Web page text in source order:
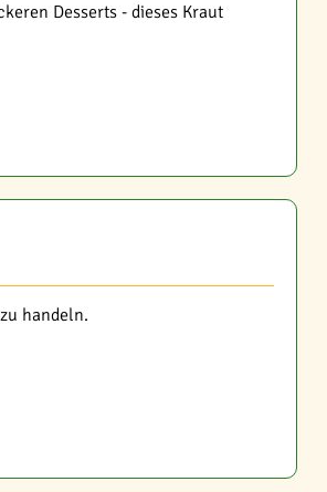
Desserts - dieses Kraut
handeln.